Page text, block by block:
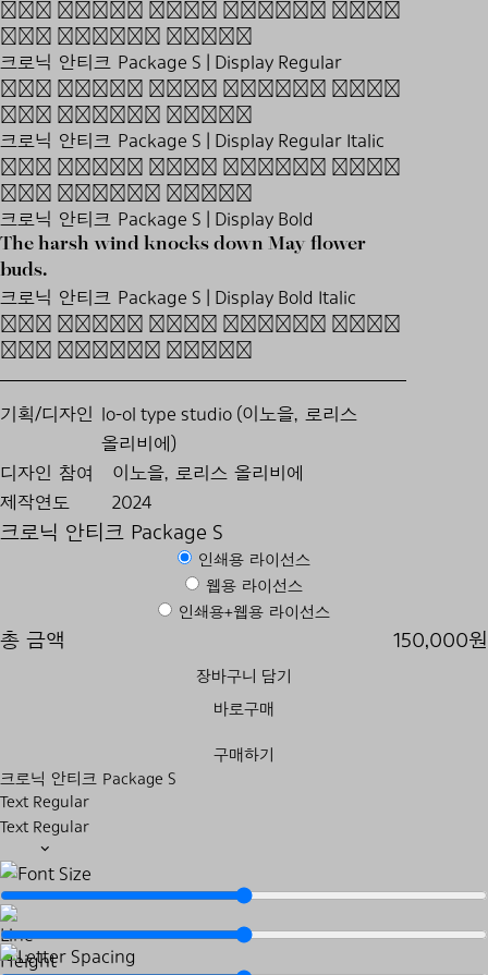
The harsh wind knocks down
May flower buds.
크로닉 안티크 Package S | Display Regular
The harsh wind knocks down
May flower buds.
크로닉 안티크 Package S | Display Regular Italic
The harsh wind knocks down
May flower buds.
크로닉 안티크 Package S | Display Bold
The harsh wind knocks down May flower
buds.
크로닉 안티크 Package S | Display Bold Italic
The harsh wind knocks down
May flower buds.
기획/디자인 lo-ol type studio (이노을, 로리스
올리비에)
디자인 참여
이노을, 로리스 올리비에
제작연도
2024
크로닉 안티크 Package S
인쇄용 라이선스
웹용 라이선스
인쇄용+웹용 라이선스
총 금액 150,000원
장바구니 담기
바로구매
구매하기
크로닉 안티크 Package S
Text Regular
Text Regular